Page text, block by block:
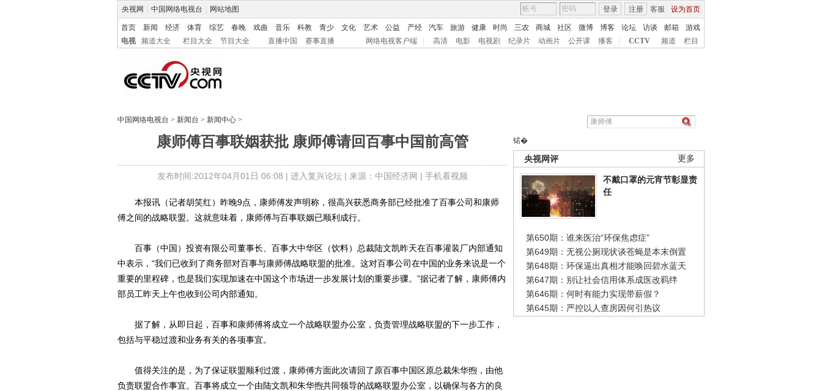
央视网 中国网络电视台 网站地图 客服 设为首页
登录 注册
首页 新闻 经济 体育 综艺 春晚 戏曲 音乐 科教 青少 文化 艺术 公益 产经 汽车 旅游 健康 时尚 三农 商城 社区 微博 博客 论坛 访谈 邮箱
游戏
电视
频道大全 栏目大全 节目大全 直播中国 赛事直播 网络电视客户端 高清 电影 电视剧 纪录片 动画片 公开课 播客 CCTV 频道 栏目
中国网络电视台 > 新闻台 > 新闻中心 >
康师傅百事联姻获批 康师傅请回百事中国前高管
发布时间:2012年04月01日 06:08 | 进入复兴论坛| 来源：中国经济网 | 手机看视频
锘�
更多
央视网评
不戴口罩的元宵节彰显责
任
第650期：谁来医治“环保焦虑症”
第649期：无视公厕现状谈苍蝇是本末倒置
第648期：环保逼出真相才能唤回碧水蓝天
第647期：别让社会信用体系成医改羁绊
第646期：何时有能力实现带薪假？
第645期：严控以人查房因何引热议
本报讯（记者胡笑红）昨晚9点，康师傅发声明称，很高兴获悉商务部已经批准了百事公司和康师
傅之间的战略联盟。这就意味着，康师傅与百事联姻已顺利成行。
百事（中国）投资有限公司董事长、百事大中华区（饮料）总裁陆文凯昨天在百事灌装厂内部通知
中表示，“我们已收到了商务部对百事与康师傅战略联盟的批准。这对百事公司在中国的业务来说是一个
重要的里程碑，也是我们实现加速在中国这个市场进一步发展计划的重要步骤。”据记者了解，康师傅内
部员工昨天上午也收到公司内部通知。
据了解，从即日起，百事和康师傅将成立一个战略联盟办公室，负责管理战略联盟的下一步工作，
包括与平稳过渡和业务有关的各项事宜。
值得关注的是，为了保证联盟顺利过渡，康师傅方面此次请回了原百事中国区原总裁朱华煦，由他
负责联盟合作事宜。百事将成立一个由陆文凯和朱华煦共同领导的战略联盟办公室，以确保与各方的良